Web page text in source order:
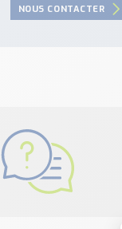
NOUS CONTACTER